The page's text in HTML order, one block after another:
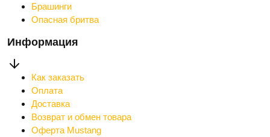
Брашинги
Опасная бритва
Информация
Как заказать
Оплата
Доставка
Возврат и обмен товара
Оферта Mustang